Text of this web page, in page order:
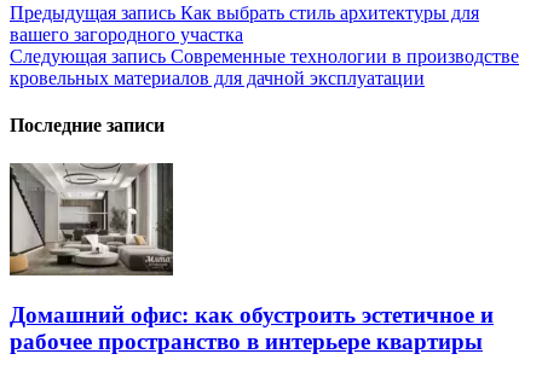
Навигация
по
записям
Предыдущая запись Как выбрать стиль архитектуры для
вашего загородного участка
Следующая запись Современные технологии в производстве
кровельных материалов для дачной эксплуатации
Последние записи
Домашний офис: как обустроить эстетичное и
рабочее пространство в интерьере квартиры